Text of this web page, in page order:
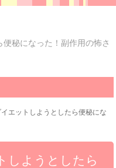
秘になった！副作用の怖さ
エットしようとしたら便秘にな
しようとしたら